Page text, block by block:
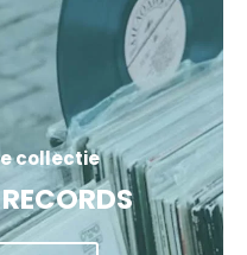
collectie